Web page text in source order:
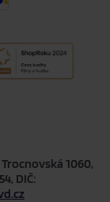
1060,
DIČ: